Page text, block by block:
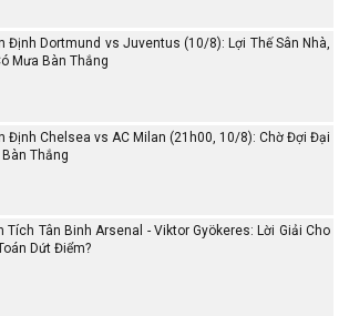
Định Dortmund vs Juventus (10/8): Lợi Thế Sân Nhà,
Mưa Bàn Thắng
Định Chelsea vs AC Milan (21h00, 10/8): Chờ Đợi Đại
Thắng
Tích Tân Binh Arsenal - Viktor Gyökeres: Lời Giải Cho
Dứt Điểm?